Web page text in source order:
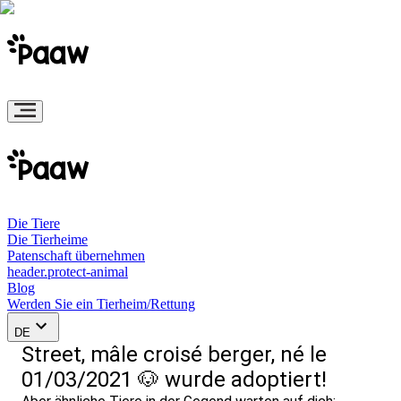
Die Tiere
Die Tierheime
Patenschaft übernehmen
header.protect-animal
Blog
Werden Sie ein Tierheim/Rettung
DE
Street, mâle croisé berger, né le
01/03/2021 🐶 wurde adoptiert!